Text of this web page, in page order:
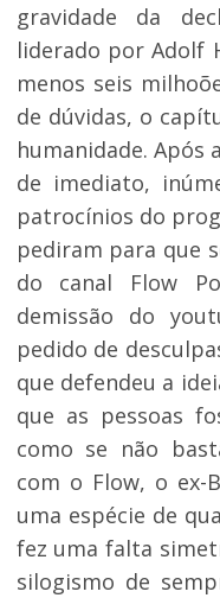
gravidade da
liderado por Adolf
menos seis
de dúvidas, o
humanidade. Após
de imediato,
patrocínios do
pediram para que
do canal Flow
demissão do
pedido de
que defendeu a
que as pessoas
como se não
com o Flow, o ex-
uma espécie de
fez uma falta
silogismo de